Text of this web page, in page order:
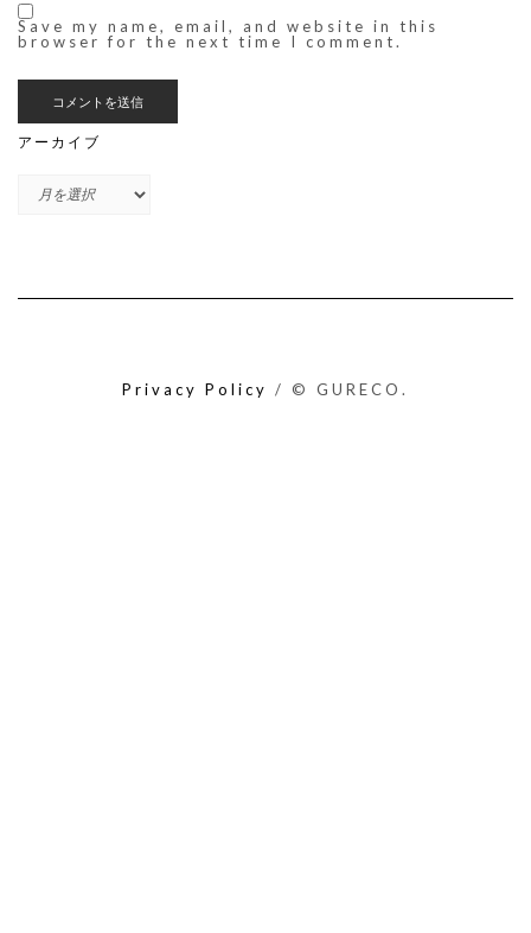
Save my name, email, and website in this
browser for the next time I comment.
アーカイブ
ブ
Privacy Policy / © GURECO.